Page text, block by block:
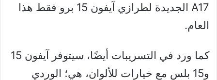
A17 الجديدة لطرازي آيفون 15 برو فقط هذا
العام.
كما ورد في التسريبات أيضًا، سيتوفر آيفون 15
و15 بلس مع خيارات للألوان، هي؛ الوردي